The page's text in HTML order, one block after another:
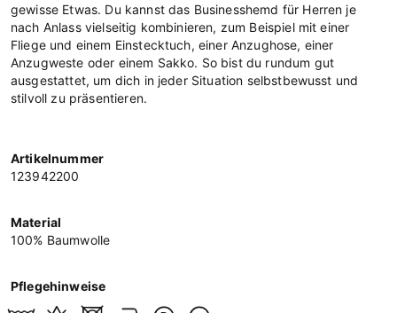
gewisse Etwas. Du kannst das Businesshemd für Herren je
nach Anlass vielseitig kombinieren, zum Beispiel mit einer
Fliege und einem Einstecktuch, einer Anzughose, einer
Anzugweste oder einem Sakko. So bist du rundum gut
ausgestattet, um dich in jeder Situation selbstbewusst und
stilvoll zu präsentieren.
Artikelnummer
123942200
Material
100% Baumwolle
Pflegehinweise